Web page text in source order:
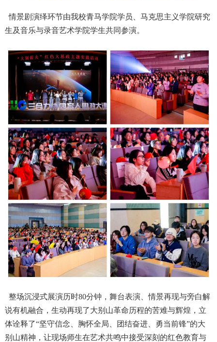
情景剧演绎环节由我校青马学院学员、马克思主义学院研究
生及音乐与录音艺术学院学生共同参演。
整场沉浸式展演历时80分钟，舞台表演、情景再现与旁白解
说有机融合，生动再现了大别山革命历程的苦难与辉煌，立
体诠释了“坚守信念、胸怀全局、团结奋进、勇当前锋”的大
别山精神，让现场师生在艺术共鸣中接受深刻的红色教育与